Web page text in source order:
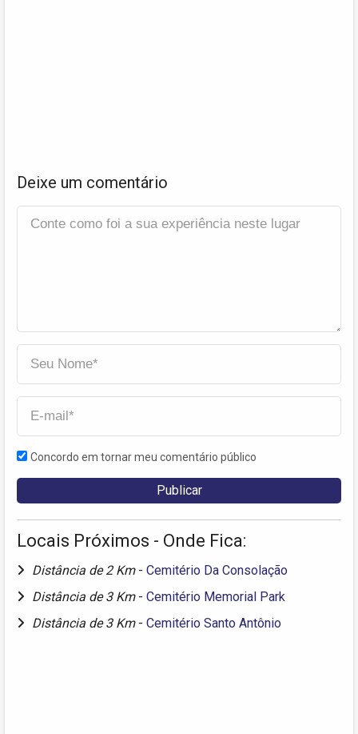
Deixe um comentário
Concordo em tornar meu comentário público
Locais Próximos - Onde Fica:
Distância de 2 Km - Cemitério Da Consolação
Distância de 3 Km - Cemitério Memorial Park
Distância de 3 Km - Cemitério Santo Antônio